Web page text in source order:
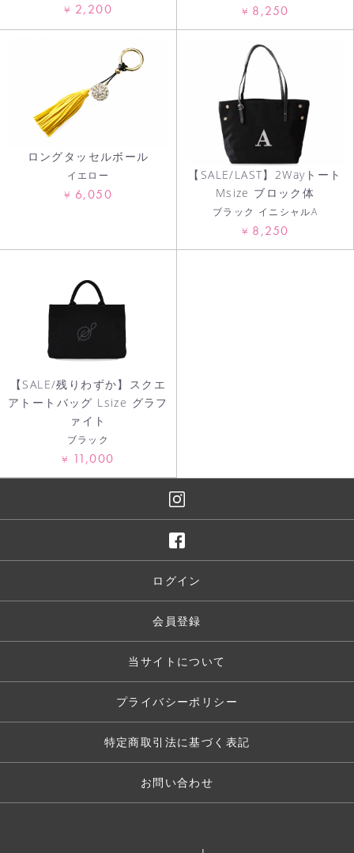
¥ 2,200 ¥ 8,250
ロングタッセルボール
イエロー
¥ 6,050
【SALE/LAST】2Wayトート
Msize ブロック体
ブラック イニシャルA
¥ 8,250
【SALE/残りわずか】スクエ
アトートバッグ Lsize グラフ
ァイト
ブラック
¥ 11,000
ログイン
会員登録
当サイトについて
プライバシーポリシー
特定商取引法に基づく表記
お問い合わせ